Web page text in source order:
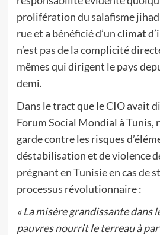
prolifération du salafisme
rue et a bénéficié d’un climat
n’est pas de la complicité
mêmes qui dirigent le pays
demi.
Dans le tract que le CIO avait
Forum Social Mondial à Tunis,
garde contre les risques
déstabilisation et de violence
prégnant en Tunisie en cas de
processus révolutionnaire :
« La misère grandissante dans
pauvres nourrit le terreau à